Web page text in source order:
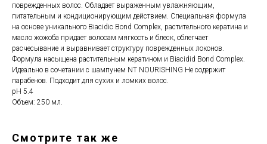
поврежденных волос. Обладает выраженным увлажняющим,
питательным и кондиционирующим действием. Специальная формула
на основе уникального Biacidic Bond Complex, растительного кератина и
масло жожоба придает волосам мягкость и блеск, облегчает
расчесывание и выравнивает структуру поврежденных локонов.
Формула насыщена растительным кератином и Biacidid Bond Complex.
Идеально в сочетании с шампунем NT NOURISHING Не содержит
парабенов. Подходит для сухих и ломких волос.
рН 5.4
Объем: 250 мл.
Смотрите так же